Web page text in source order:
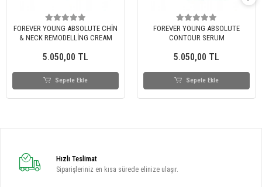
FOREVER YOUNG ABSOLUTE CHİN
& NECK REMODELLİNG CREAM
5.050,00 TL
Sepete Ekle
FOREVER YOUNG ABSOLUTE
CONTOUR SERUM
5.050,00 TL
Sepete Ekle
Hızlı Teslimat
Siparişleriniz en kısa sürede elinize ulaşır.